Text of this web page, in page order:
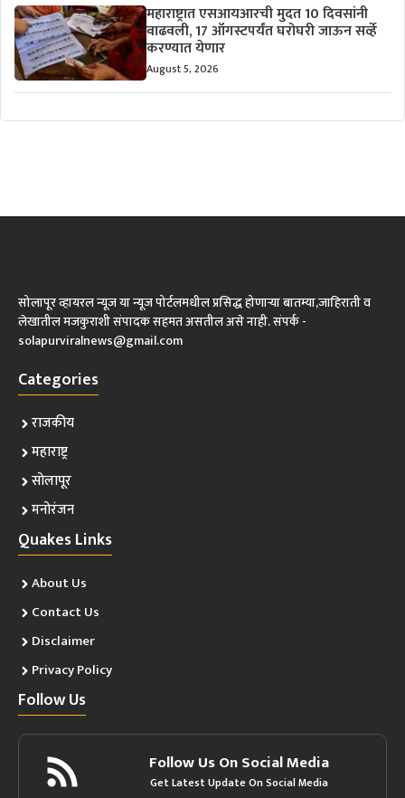
महाराष्ट्रात एसआयआरची मुदत 10 दिवसांनी
वाढवली, 17 ऑगस्टपर्यंत घरोघरी जाऊन सर्व्हे
करण्यात येणार
August 5, 2026
सोलापूर व्हायरल न्यूज या न्यूज पोर्टलमधील प्रसिद्ध होणाऱ्या बातम्या,जाहिराती व
लेखातील मजकुराशी संपादक सहमत असतील असे नाही. संपर्क -
solapurviralnews@gmail.com
Categories
राजकीय
महाराष्ट्र
सोलापूर
मनोरंजन
Quakes Links
About Us
Contact Us
Disclaimer
Privacy Policy
Follow Us
Follow Us On Social Media
Get Latest Update On Social Media